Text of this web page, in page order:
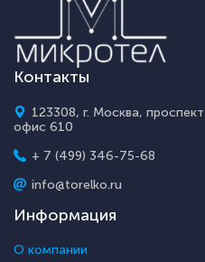
Контакты
123308, г. Москва,
офис 610
+ 7 (499) 346-75-68
info@torelko.ru
Информация
О компании